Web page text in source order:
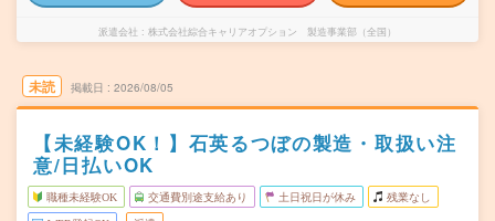
派遣会社 株式会社綜合キャリアオプション 製造事業部（全国）
未読 掲載日 2026/08/05
【未経験OK！】石英るつぼの製造・取扱い注
意/日払いOK
職種未経験OK 交通費別途支給あり 土日祝日が休み 残業なし